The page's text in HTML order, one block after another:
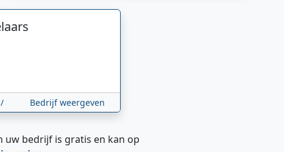
Bedrijf weergeven
uw bedrijf is gratis en kan op